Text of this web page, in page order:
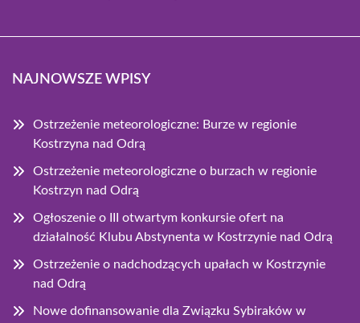
NAJNOWSZE WPISY
Ostrzeżenie meteorologiczne: Burze w regionie
Kostrzyna nad Odrą
Ostrzeżenie meteorologiczne o burzach w regionie
Kostrzyn nad Odrą
Ogłoszenie o III otwartym konkursie ofert na
działalność Klubu Abstynenta w Kostrzynie nad Odrą
Ostrzeżenie o nadchodzących upałach w Kostrzynie
nad Odrą
Nowe dofinansowanie dla Związku Sybiraków w